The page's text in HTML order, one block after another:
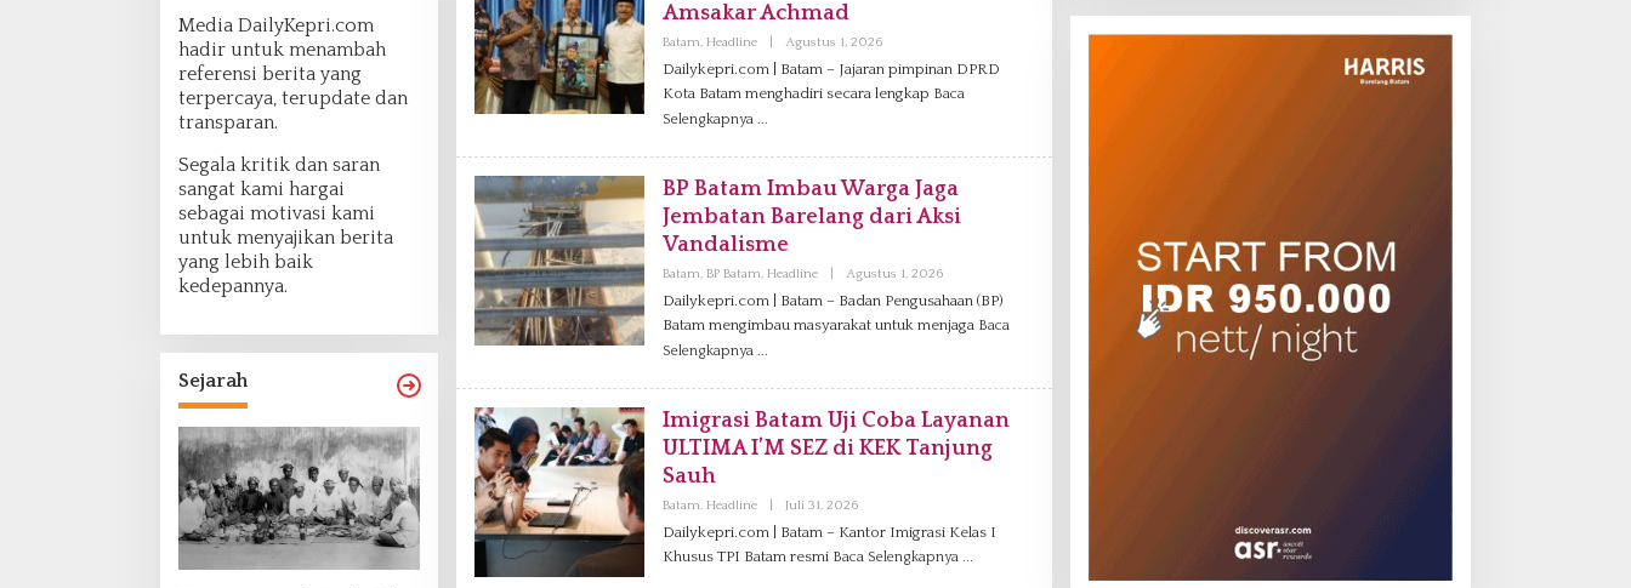
Media DailyKepri.com
hadir untuk menambah
referensi berita yang
terpercaya, terupdate dan
transparan.
Segala kritik dan saran
sangat kami hargai
sebagai motivasi kami
untuk menyajikan berita
yang lebih baik
kedepannya.
Sejarah
Amsakar Achmad
Batam, Headline Agustus 1, 2026O
E
H
I
G
Dailykepri.com | Batam – Jajaran pimpinan DPRD
Kota Batam menghadiri secara lengkap Baca
Selengkapnya
BP Batam Imbau Warga Jaga
Jembatan Barelang dari Aksi
Vandalisme
Batam, BP Batam, Headline Agustus 1, 2026O
E
H
I
G
Dailykepri.com | Batam – Badan Pengusahaan (BP)
Batam mengimbau masyarakat untuk menjaga Baca
Selengkapnya
Imigrasi Batam Uji Coba Layanan
ULTIMA I’M SEZ di KEK Tanjung
Sauh
Batam, Headline Juli 31, 2026O
E
H
Dailykepri.com | Batam – Kantor Imigrasi Kelas I
Khusus TPI Batam resmi Baca Selengkapnya